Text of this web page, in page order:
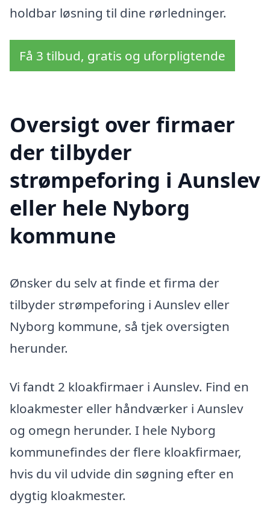
holdbar løsning til dine rørledninger.
Få 3 tilbud, gratis og uforpligtende
Oversigt over firmaer
der tilbyder
strømpeforing i Aunslev
eller hele Nyborg
kommune
Ønsker du selv at finde et firma der
tilbyder strømpeforing i Aunslev eller
Nyborg kommune, så tjek oversigten
herunder.
Vi fandt 2 kloakfirmaer i Aunslev. Find en
kloakmester eller håndværker i Aunslev
og omegn herunder. I hele Nyborg
kommunefindes der flere kloakfirmaer,
hvis du vil udvide din søgning efter en
dygtig kloakmester.